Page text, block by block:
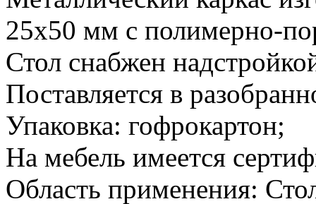
25х50 мм с полимерно-
Стол снабжен
Поставляется в
Упаковка: гофрокартон;
На мебель имеется
Область применения: